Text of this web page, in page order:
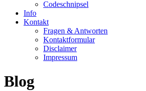
Codeschnipsel
Info
Kontakt
Fragen & Antworten
Kontaktformular
Disclaimer
Impressum
Blog